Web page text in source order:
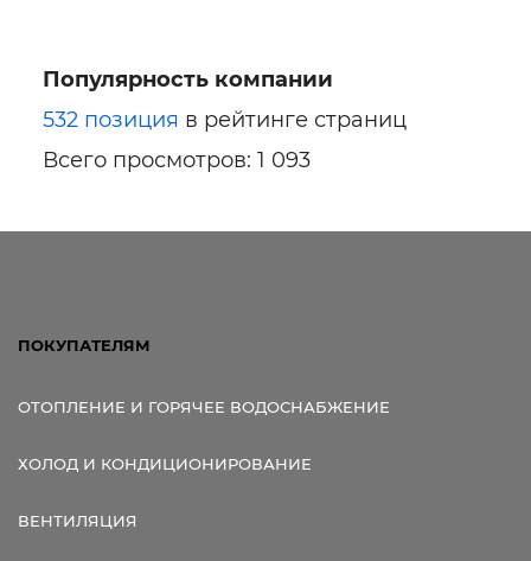
Ссылка для мобильных устройств
Популярность компании
532 позиция в рейтинге страниц
Всего просмотров: 1 093
ПОКУПАТЕЛЯМ
ОТОПЛЕНИЕ И ГОРЯЧЕЕ ВОДОСНАБЖЕНИЕ
ХОЛОД И КОНДИЦИОНИРОВАНИЕ
ВЕНТИЛЯЦИЯ